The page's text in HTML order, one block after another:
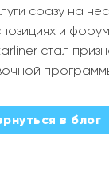
сразу на
и
стал
в блог